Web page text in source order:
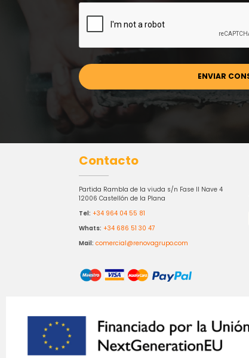
Contacto
Partida Rambla de la viuda s/n Fase II Nave 4
12006 Castellón de la Plana
Tel: +34 964 04 55 81
Whats: +34 686 51 30 47
Mail: comercial@renovagrupo.com